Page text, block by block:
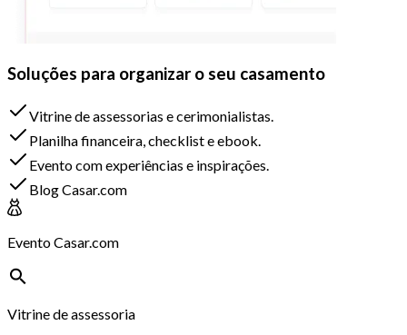
Soluções para organizar o seu casamento
Vitrine de assessorias e cerimonialistas.
Planilha financeira, checklist e ebook.
Evento com experiências e inspirações.
Blog Casar.com
Evento Casar.com
Vitrine de assessoria